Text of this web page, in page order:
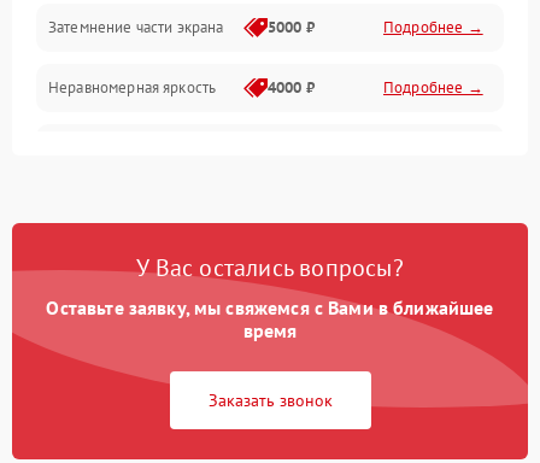
Механические повреждения
Программное обеспечение
Сеть и подключения
Аудио
Сетевая
Затемнение части экрана 5000 ₽ Подробнее →
Неравномерная яркость 4000 ₽ Подробнее →
У Вас остались вопросы?
Оставьте заявку, мы свяжемся с Вами в ближайшее
время
Заказать звонок